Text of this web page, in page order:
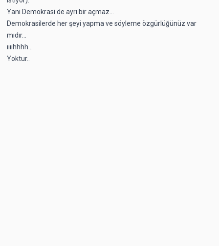
Yani Demokrasi de ayrı bir açmaz...
Demokrasilerde her şeyi yapma ve söyleme özgürlüğünüz var
mıdır...
ııııhhhh...
Yoktur..